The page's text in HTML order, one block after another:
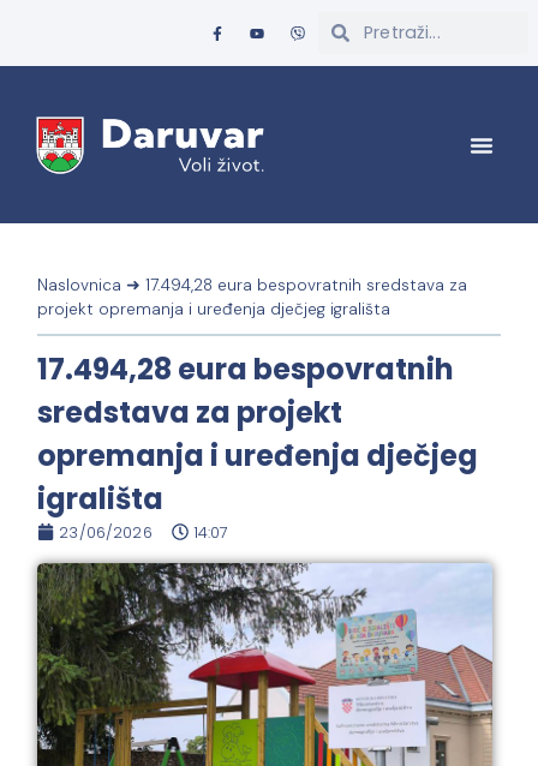
Naslovnica ➜17.494,28 eura bespovratnih sredstava za
projekt opremanja i uređenja dječjeg igrališta
17.494,28 eura bespovratnih
sredstava za projekt
opremanja i uređenja dječjeg
igrališta
23/06/2026 14:07